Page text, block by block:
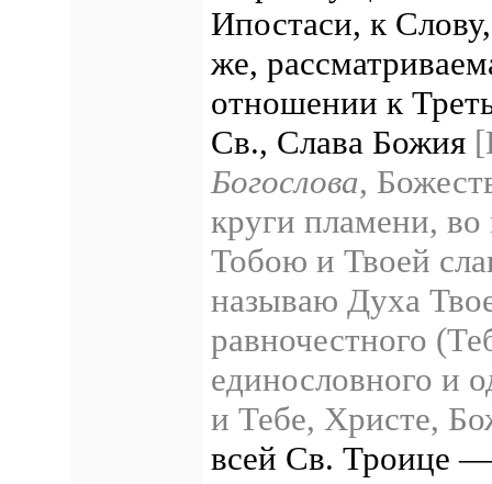
Ипостаси, к
же,
отношении к
Св., Слава Божия
Богослова,
круги пламени,
Тобою и Твоей
называю Духа
равночестного
единословного и
и Тебе, Христе,
всей Св. Троице